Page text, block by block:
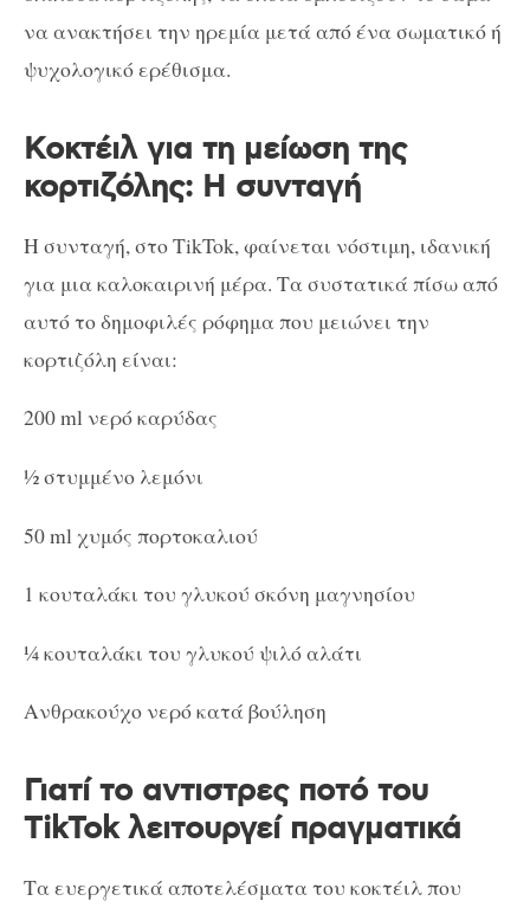
να ανακτήσει την ηρεμία μετά από ένα σωματικό ή
ψυχολογικό ερέθισμα.
Κοκτέιλ για τη μείωση της
κορτιζόλης: Η συνταγή
Η συνταγή, στο TikTok, φαίνεται νόστιμη, ιδανική
για μια καλοκαιρινή μέρα. Τα συστατικά πίσω από
αυτό το δημοφιλές ρόφημα που μειώνει την
κορτιζόλη είναι:
200 ml νερό καρύδας
½ στυμμένο λεμόνι
50 ml χυμός πορτοκαλιού
1 κουταλάκι του γλυκού σκόνη μαγνησίου
¼ κουταλάκι του γλυκού ψιλό αλάτι
Ανθρακούχο νερό κατά βούληση
Γιατί το αντιστρες ποτό του
TikTok λειτουργεί πραγματικά
Τα ευεργετικά αποτελέσματα του κοκτέιλ που